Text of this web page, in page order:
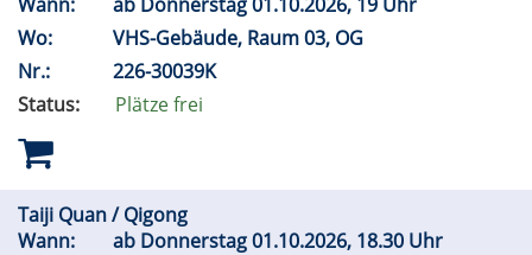
Wo:
VHS-Gebäude, Raum 03, OG
Nr.:
226-30039K
Status:
Plätze frei
Taiji Quan / Qigong
Wann:
ab Donnerstag 01.10.2026, 18.30 Uhr